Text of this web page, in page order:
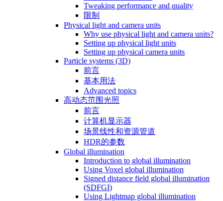
Tweaking performance and quality
限制
Physical light and camera units
Why use physical light and camera units?
Setting up physical light units
Setting up physical camera units
Particle systems (3D)
前言
基本用法
Advanced topics
高动态范围光照
前言
计算机显示器
场景线性和资源管道
HDR的参数
Global illumination
Introduction to global illumination
Using Voxel global illumination
Signed distance field global illumination
(SDFGI)
Using Lightmap global illumination